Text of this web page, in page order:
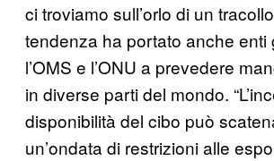
ci troviamo sull’orlo di un
tendenza ha portato anche enti
l’OMS e l’ONU a prevedere
in diverse parti del mondo.
disponibilità del cibo può
un’ondata di restrizioni alle